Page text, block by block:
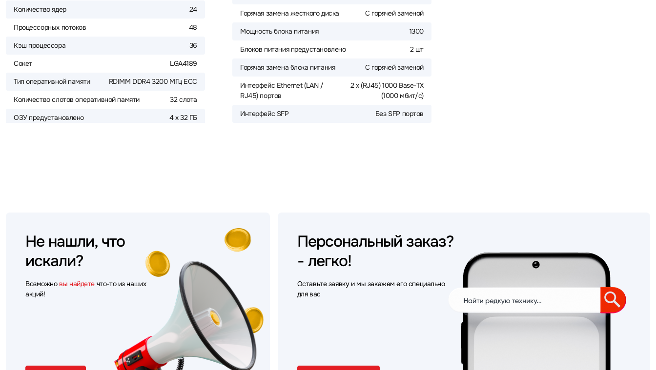
Количество ядер 24
Процессорных потоков 48
Кэш процессора 36
Сокет LGA4189
Тип оперативной памяти RDIMM DDR4 3200 МГц ECC
Количество слотов оперативной памяти 32 слота
ОЗУ предустановлено 4 x 32 ГБ
Горячая замена жесткого диска С горячей заменой
Мощность блока питания 1300
Блоков питания предустановлено 2 шт
Горячая замена блока питания С горячей заменой
Интерфейс Ethernet (LAN /
RJ45) портов
2 x (RJ45) 1000 Base-TX
(1000 мбит/с)
Интерфейс SFP Без SFP портов
Не нашли, что
искали?
Возможно вы найдете что-то из наших
акций!
Персональный заказ?
- легко!
Оставьте заявку и мы закажем его специально
для вас